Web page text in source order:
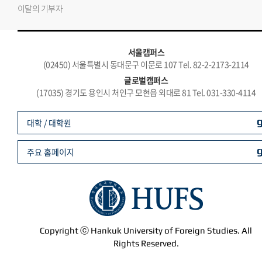
이달의 기부자
서울캠퍼스
(02450) 서울특별시 동대문구 이문로 107 Tel. 82-2-2173-2114
글로벌캠퍼스
(17035) 경기도 용인시 처인구 모현읍 외대로 81 Tel. 031-330-4114
Copyright ⓒ Hankuk University of Foreign Studies. All
Rights Reserved.
대학 / 대학원
주요 홈페이지